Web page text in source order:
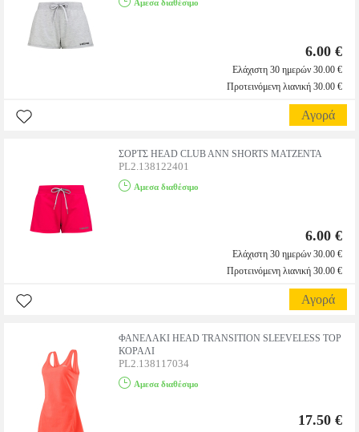
Αμεσα διαθέσιμο
6.00 €
Ελάχιστη 30 ημερών 30.00 €
Προτεινόμενη λιανική 30.00 €
Αγορά
ΣΟΡΤΣ HEAD CLUB ANN SHORTS ΜΑΤΖΕΝΤΑ
PL2.138122401
Αμεσα διαθέσιμο
6.00 €
Ελάχιστη 30 ημερών 30.00 €
Προτεινόμενη λιανική 30.00 €
Αγορά
ΦΑΝΕΛΑΚΙ HEAD TRANSITION SLEEVELESS TOP
ΚΟΡΑΛΙ
PL2.138117034
Αμεσα διαθέσιμο
17.50 €